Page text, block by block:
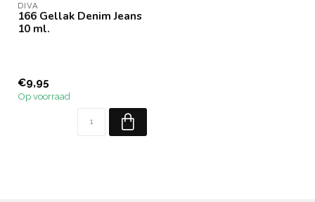
DIVA
166 Gellak Denim Jeans
10 ml.
€9,95
Op voorraad